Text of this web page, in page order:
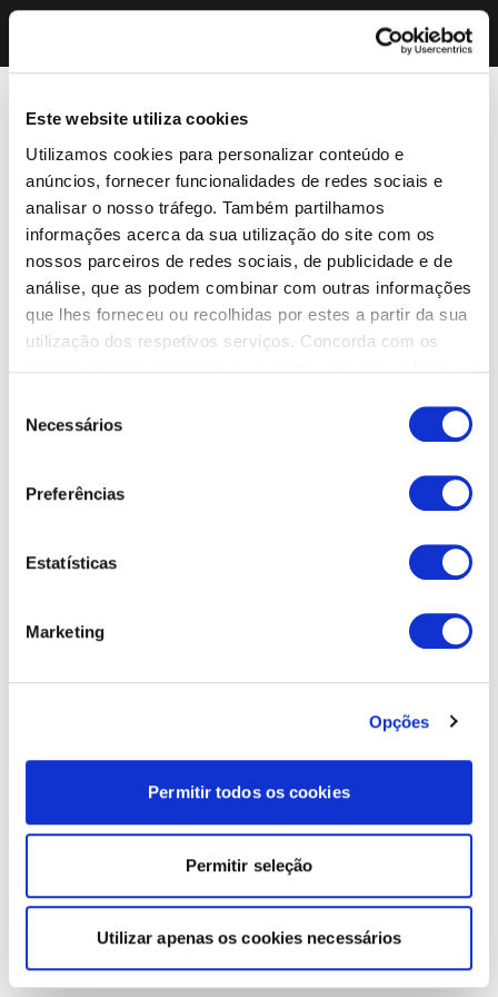
Este website utiliza cookies
Utilizamos cookies para personalizar conteúdo e
anúncios, fornecer funcionalidades de redes sociais e
analisar o nosso tráfego. Também partilhamos
informações acerca da sua utilização do site com os
nossos parceiros de redes sociais, de publicidade e de
análise, que as podem combinar com outras informações
que lhes forneceu ou recolhidas por estes a partir da sua
utilização dos respetivos serviços. Concorda com os
Necessários
Preferências
Estatísticas
Marketing
Opções
Permitir todos os cookies
Permitir seleção
Utilizar apenas os cookies necessários